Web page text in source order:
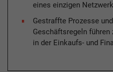
eines einzigen
Gestraffte Prozesse
Geschäftsregeln
in der Einkaufs- und